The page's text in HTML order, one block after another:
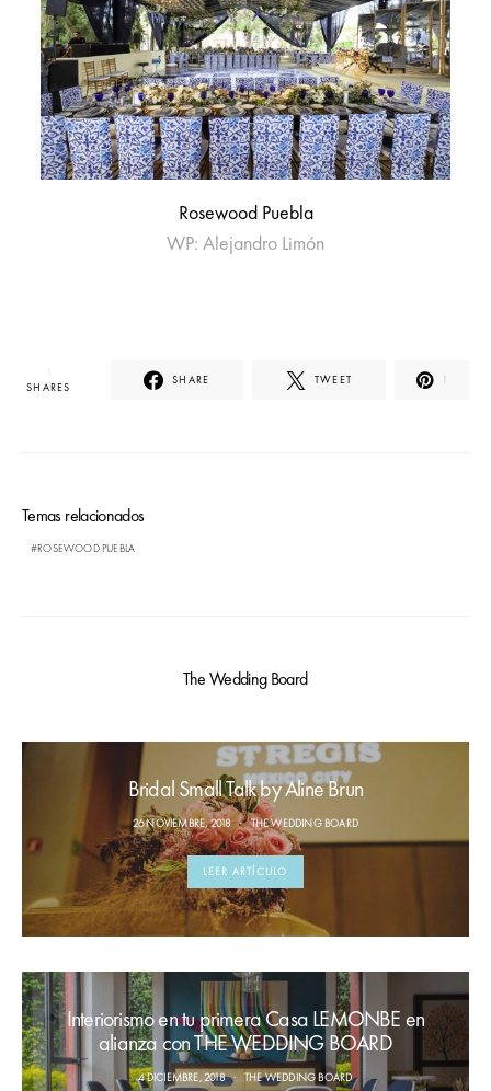
Rosewood Puebla
WP: Alejandro Limón
1
SHARES
SHARE TWEET 1
Temas relacionados
ROSEWOOD PUEBLA
The Wedding Board
Bridal Small Talk by Aline Brun
26 NOVIEMBRE, 2018 THE WEDDING BOARD
LEER ARTÍCULO
Interiorismo en tu primera Casa LEMONBE en
alianza con THE WEDDING BOARD
4 DICIEMBRE, 2018 THE WEDDING BOARD